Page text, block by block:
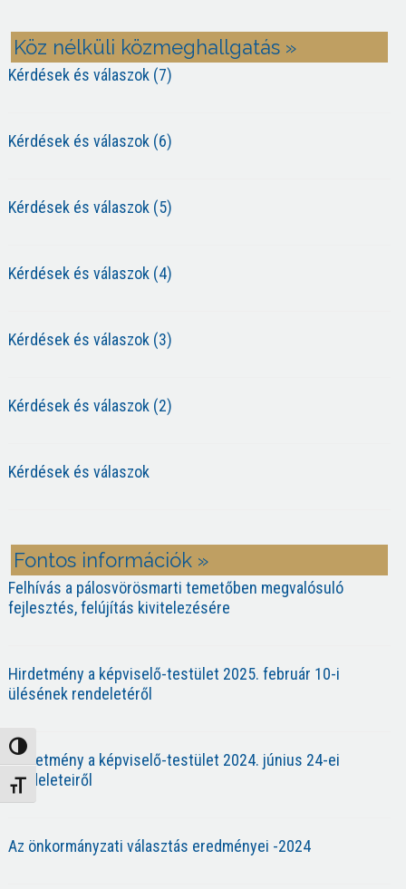
Nagy kontraszt váltása
Betűméret váltása
Köz nélküli közmeghallgatás »
Kérdések és válaszok (7)
Kérdések és válaszok (6)
Kérdések és válaszok (5)
Kérdések és válaszok (4)
Kérdések és válaszok (3)
Kérdések és válaszok (2)
Kérdések és válaszok
Fontos információk »
Felhívás a pálosvörösmarti temetőben megvalósuló
fejlesztés, felújítás kivitelezésére
Hirdetmény a képviselő-testület 2025. február 10-i
ülésének rendeletéről
Hirdetmény a képviselő-testület 2024. június 24-ei
rendeleteiről
Az önkormányzati választás eredményei -2024